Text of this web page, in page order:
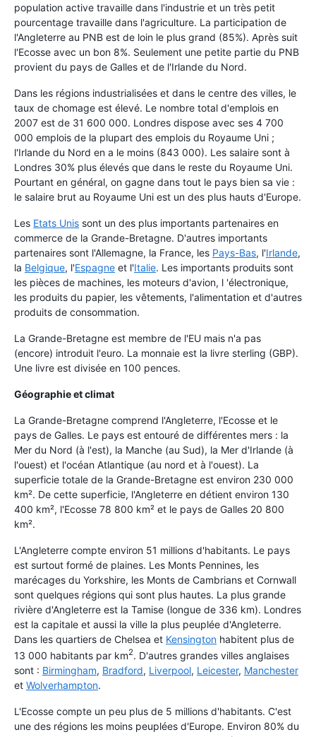
population active travaille dans l'industrie et un très petit
pourcentage travaille dans l'agriculture. La participation de
l'Angleterre au PNB est de loin le plus grand (85%). Après suit
l'Ecosse avec un bon 8%. Seulement une petite partie du PNB
provient du pays de Galles et de l'Irlande du Nord.
Dans les régions industrialisées et dans le centre des villes, le
taux de chomage est élevé. Le nombre total d'emplois en
2007 est de 31 600 000. Londres dispose avec ses 4 700
000 emplois de la plupart des emplois du Royaume Uni ;
l'Irlande du Nord en a le moins (843 000). Les salaire sont à
Londres 30% plus élevés que dans le reste du Royaume Uni.
Pourtant en général, on gagne dans tout le pays bien sa vie :
le salaire brut au Royaume Uni est un des plus hauts d'Europe.
Les Etats Unis sont un des plus importants partenaires en
commerce de la Grande-Bretagne. D'autres importants
partenaires sont l'Allemagne, la France, les Pays-Bas, l'Irlande,
la Belgique, l'Espagne et l'Italie. Les importants produits sont
les pièces de machines, les moteurs d'avion, l 'électronique,
les produits du papier, les vêtements, l'alimentation et d'autres
produits de consommation.
La Grande-Bretagne est membre de l'EU mais n'a pas
(encore) introduit l'euro. La monnaie est la livre sterling (GBP).
Une livre est divisée en 100 pences.
Géographie et climat
La Grande-Bretagne comprend l'Angleterre, l'Ecosse et le
pays de Galles. Le pays est entouré de différentes mers : la
Mer du Nord (à l'est), la Manche (au Sud), la Mer d'Irlande (à
l'ouest) et l'océan Atlantique (au nord et à l'ouest). La
superficie totale de la Grande-Bretagne est environ 230 000
km². De cette superficie, l'Angleterre en détient environ 130
400 km², l'Ecosse 78 800 km² et le pays de Galles 20 800
km².
L'Angleterre compte environ 51 millions d'habitants. Le pays
est surtout formé de plaines. Les Monts Pennines, les
marécages du Yorkshire, les Monts de Cambrians et Cornwall
sont quelques régions qui sont plus hautes. La plus grande
rivière d'Angleterre est la Tamise (longue de 336 km). Londres
est la capitale et aussi la ville la plus peuplée d'Angleterre.
Dans les quartiers de Chelsea et Kensington habitent plus de
13 000 habitants par km2. D'autres grandes villes anglaises
sont : Birmingham, Bradford, Liverpool, Leicester, Manchester
et Wolverhampton.
L'Ecosse compte un peu plus de 5 millions d'habitants. C'est
une des régions les moins peuplées d'Europe. Environ 80% du